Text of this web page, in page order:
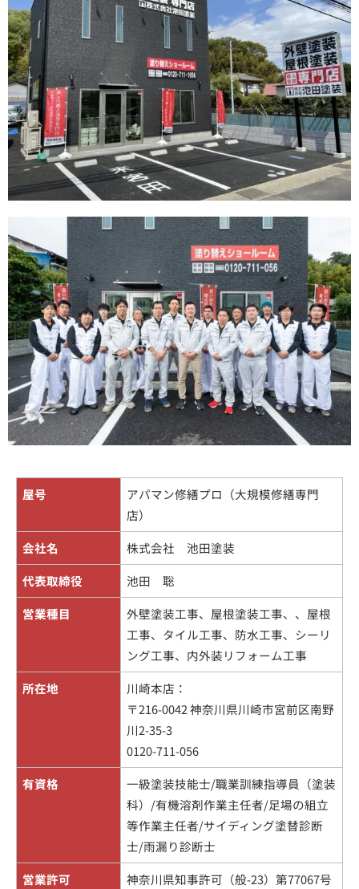
屋号
アパマン修繕プロ（大規模修繕専門
店）
会社名
株式会社 池田塗装
代表取締役
池田 聡
営業種目
外壁塗装工事、屋根塗装工事、、屋根
工事、タイル工事、防水工事、シーリ
ング工事、内外装リフォーム工事
所在地
川崎本店：
〒216-0042 神奈川県川崎市宮前区南野
川2-35-3
0120-711-056
有資格
一級塗装技能士/職業訓練指導員（塗装
科）/有機溶剤作業主任者/足場の組立
等作業主任者/サイディング塗替診断
士/雨漏り診断士
営業許可
神奈川県知事許可（般-23）第77067号